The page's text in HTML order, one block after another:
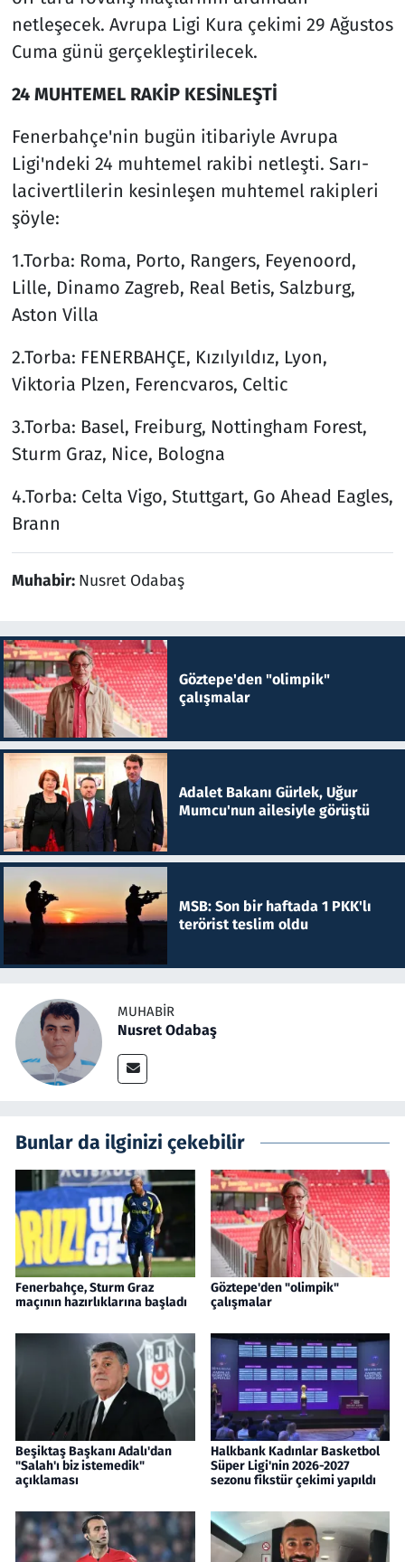
netleşecek. Avrupa Ligi Kura çekimi 29 Ağustos
Cuma günü gerçekleştirilecek.
24 MUHTEMEL RAKİP KESİNLEŞTİ
Fenerbahçe'nin bugün itibariyle Avrupa
Ligi'ndeki 24 muhtemel rakibi netleşti. Sarı-
lacivertlilerin kesinleşen muhtemel rakipleri
şöyle:
1.Torba: Roma, Porto, Rangers, Feyenoord,
Lille, Dinamo Zagreb, Real Betis, Salzburg,
Aston Villa
2.Torba: FENERBAHÇE, Kızılyıldız, Lyon,
Viktoria Plzen, Ferencvaros, Celtic
3.Torba: Basel, Freiburg, Nottingham Forest,
Sturm Graz, Nice, Bologna
4.Torba: Celta Vigo, Stuttgart, Go Ahead Eagles,
Brann
Muhabir: Nusret Odabaş
Göztepe'den "olimpik"
çalışmalar
Adalet Bakanı Gürlek, Uğur
Mumcu'nun ailesiyle görüştü
MSB: Son bir haftada 1 PKK'lı
terörist teslim oldu
MUHABIR
Nusret Odabaş
Bunlar da ilginizi çekebilir
Fenerbahçe, Sturm Graz
maçının hazırlıklarına başladı
Göztepe'den "olimpik"
çalışmalar
Beşiktaş Başkanı Adalı'dan
"Salah'ı biz istemedik"
açıklaması
Halkbank Kadınlar Basketbol
Süper Ligi'nin 2026-2027
sezonu fikstür çekimi yapıldı